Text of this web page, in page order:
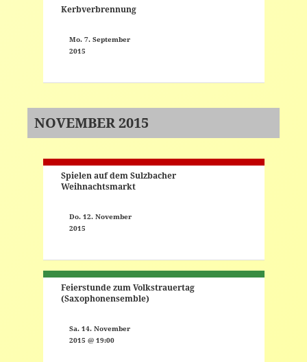
Kerbverbrennung
Mo. 7. September
2015
NOVEMBER 2015
Spielen auf dem Sulzbacher
Weihnachtsmarkt
Do. 12. November
2015
Feierstunde zum Volkstrauertag
(Saxophonensemble)
Sa. 14. November
2015 @ 19:00